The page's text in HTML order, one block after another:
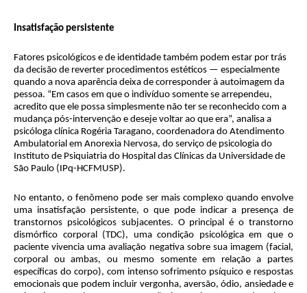
Insatisfação persistente
Fatores psicológicos e de identidade também podem estar por trás
da decisão de reverter procedimentos estéticos — especialmente
quando a nova aparência deixa de corresponder à autoimagem da
pessoa. “Em casos em que o indivíduo somente se arrependeu,
acredito que ele possa simplesmente não ter se reconhecido com a
mudança pós-intervenção e deseje voltar ao que era”, analisa a
psicóloga clínica Rogéria Taragano, coordenadora do Atendimento
Ambulatorial em Anorexia Nervosa, do serviço de psicologia do
Instituto de Psiquiatria do Hospital das Clínicas da Universidade de
São Paulo (IPq-HCFMUSP).
No entanto, o fenômeno pode ser mais complexo quando envolve
uma insatisfação persistente, o que pode indicar a presença de
transtornos psicológicos subjacentes. O principal é o transtorno
dismórfico corporal (TDC), uma condição psicológica em que o
paciente vivencia uma avaliação negativa sobre sua imagem (facial,
corporal ou ambas, ou mesmo somente em relação a partes
específicas do corpo), com intenso sofrimento psíquico e respostas
emocionais que podem incluir vergonha, aversão, ódio, ansiedade e